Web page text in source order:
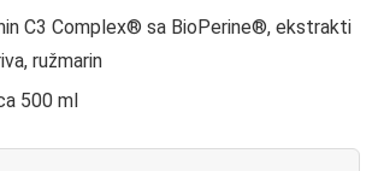
C3 Complex® sa BioPerine®, ekstrakti
ružmarin
500 ml